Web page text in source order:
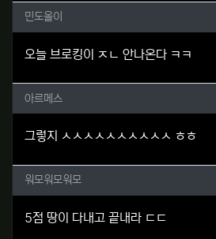
민도올이님의 댓글
민도올이
오늘 브로킹이 ㅈㄴ 안나온다 ㅋㅋ
아르메스님의 댓글
아르메스
그렇지 ㅅㅅㅅㅅㅅㅅㅅㅅㅅㅅ ㅎㅎ
워모워모워모님의 댓글
워모워모워모
5점 땅이 다내고 끝내라 ㄷㄷ